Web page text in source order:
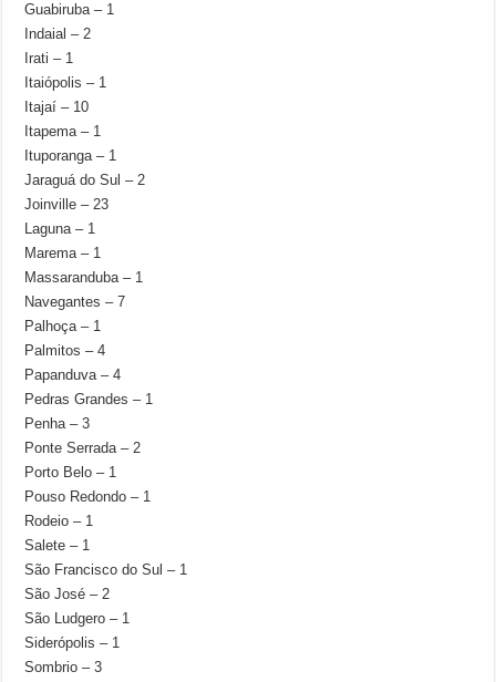
Guabiruba – 1
Indaial – 2
Irati – 1
Itaiópolis – 1
Itajaí – 10
Itapema – 1
Ituporanga – 1
Jaraguá do Sul – 2
Joinville – 23
Laguna – 1
Marema – 1
Massaranduba – 1
Navegantes – 7
Palhoça – 1
Palmitos – 4
Papanduva – 4
Pedras Grandes – 1
Penha – 3
Ponte Serrada – 2
Porto Belo – 1
Pouso Redondo – 1
Rodeio – 1
Salete – 1
São Francisco do Sul – 1
São José – 2
São Ludgero – 1
Siderópolis – 1
Sombrio – 3